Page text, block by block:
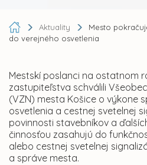
Aktuality
Mesto
do verejného osvetlenia
Mestskí poslanci na ostatnom
zastupiteľstva schválili
(VZN) mesta Košice o výkone
osvetlenia a cestnej svetelnej
povinnosti stavebníkov a
činnosťou zasahujú do
alebo cestnej svetelnej
a správe mesta.